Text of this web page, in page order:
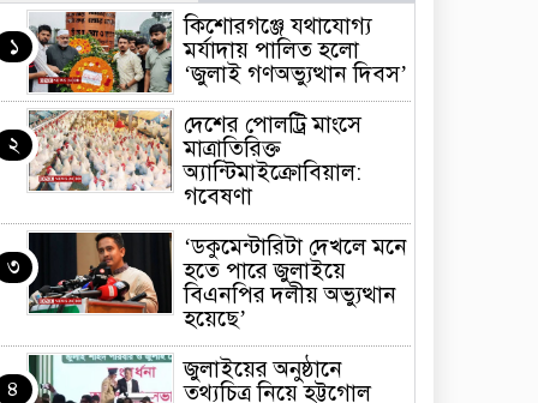
১
কিশোরগঞ্জে যথাযোগ্য
মর্যাদায় পালিত হলো
‘জুলাই গণঅভ্যুত্থান দিবস’
২
দেশের পোলট্রি মাংসে
মাত্রাতিরিক্ত
অ্যান্টিমাইক্রোবিয়াল:
গবেষণা
৩
‘ডকুমেন্টারিটা দেখলে মনে
হতে পারে জুলাইয়ে
বিএনপির দলীয় অভ্যুত্থান
হয়েছে’
৪
জুলাইয়ের অনুষ্ঠানে
তথ্যচিত্র নিয়ে হট্টগোল